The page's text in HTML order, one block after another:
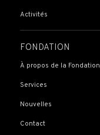
Activités
FONDATION
À propos de la Fondation
Services
Nouvelles
Contact